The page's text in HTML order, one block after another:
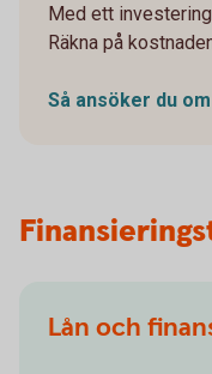
Med ett
Räkna på
Så ansöker du
Lån och